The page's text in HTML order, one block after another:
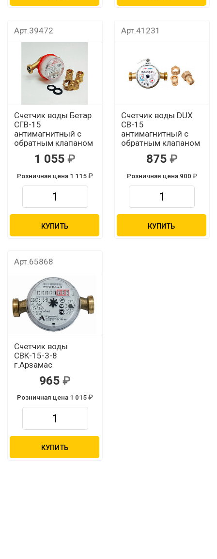
Арт.39472
Счетчик воды Бетар
СГВ-15
антимагнитный с
обратным клапаном
1 055
Розничная цена 1 115
КУПИТЬ
Арт.41231
Счетчик воды DUX
СВ-15
антимагнитный с
обратным клапаном
875
Розничная цена 900
КУПИТЬ
Арт.65868
Счетчик воды
СВК-15-3-8
г.Арзамас
965
Розничная цена 1 015
КУПИТЬ